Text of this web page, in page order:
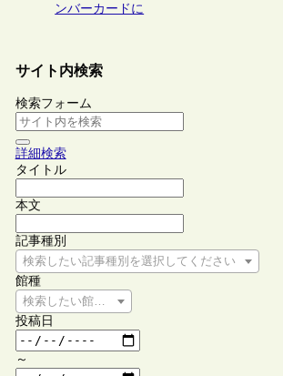
ンバーカードに
サイト内検索
検索フォーム
詳細検索
タイトル
本文
記事種別
検索したい記事種別を選択してください
館種
検索したい館種を選択してください
投稿日
～